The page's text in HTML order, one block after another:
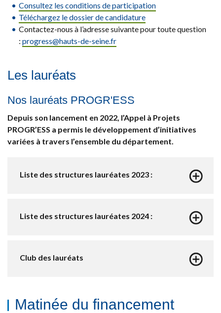
Consultez les conditions de participation
Téléchargez le dossier de candidature
Contactez-nous à l’adresse suivante pour toute question
: progress@hauts-de-seine.fr
Les lauréats
Nos lauréats PROGR'ESS
Depuis son lancement en 2022, l’Appel à Projets
PROGR’ESS a permis le développement d’initiatives
variées à travers l’ensemble du département.
Liste des structures lauréates 2023 :
Liste des structures lauréates 2024 :
Club des lauréats
Matinée du financement